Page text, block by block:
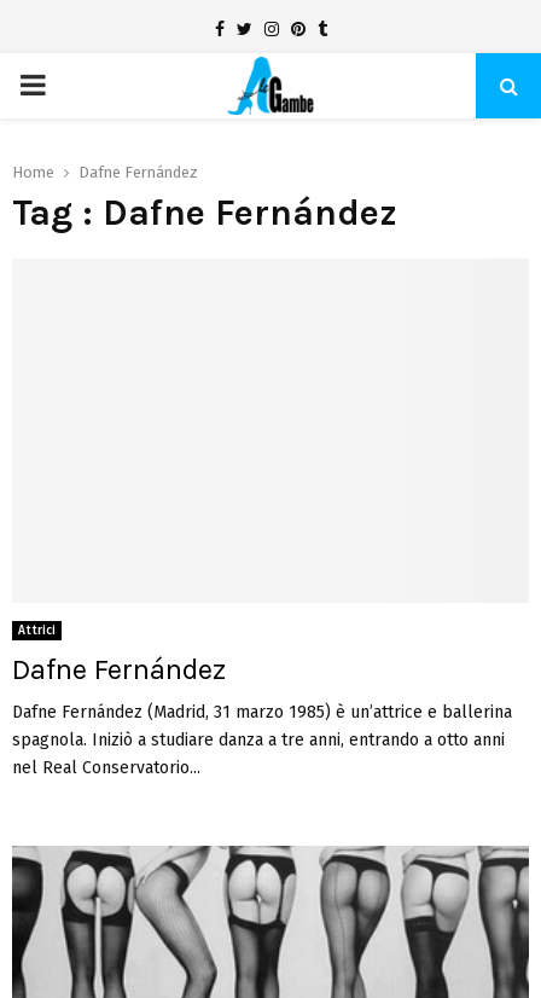
Facebook
TwitterInstagram
Pinterest
Tumblr
PRIMARY
Home Dafne Fernández
Tag : Dafne Fernández
Attrici
Dafne Fernández
Dafne Fernández (Madrid, 31 marzo 1985) è un’attrice e ballerina
spagnola. Iniziò a studiare danza a tre anni, entrando a otto anni
nel Real Conservatorio...